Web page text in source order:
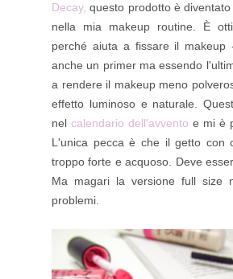
Decay, questo prodotto è
nella mia makeup routine. È
perché aiuta a fissare il makeup
anche un primer ma essendo
a rendere il makeup meno
effetto luminoso e naturale.
nel calendario dell'avvento e mi è
L'unica pecca è che il getto con
troppo forte e acquoso. Deve
Ma magari la versione full size
problemi.